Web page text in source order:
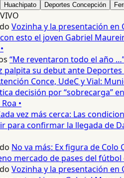
Huachipato Deportes Concepción
VIVO
Vozinha y la presentación en
esto el joven Gabriel
“Me reventaron todo el año
palpita su debut ante Deportes
Conce, UdeC y Vial:
decisión por “sobrecarga”
•
vez más cerca: Las
para confirmar la llegada de
No va más: Ex figura de Colo
mercado de pases del fútbol
Vozinha y la presentación en